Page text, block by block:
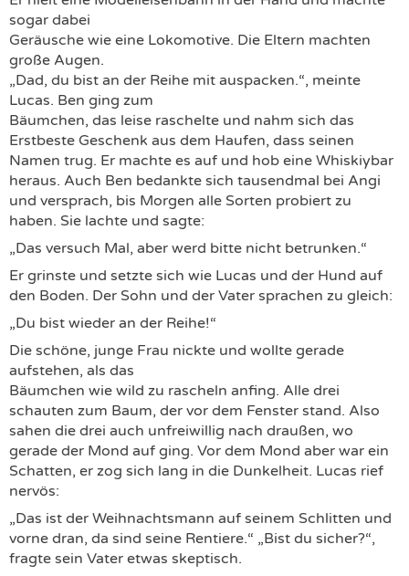
sogar dabei
Geräusche wie eine Lokomotive. Die Eltern machten
große Augen.
„Dad, du bist an der Reihe mit auspacken.“, meinte
Lucas. Ben ging zum
Bäumchen, das leise raschelte und nahm sich das
Erstbeste Geschenk aus dem Haufen, dass seinen
Namen trug. Er machte es auf und hob eine Whiskiybar
heraus. Auch Ben bedankte sich tausendmal bei Angi
und versprach, bis Morgen alle Sorten probiert zu
haben. Sie lachte und sagte:
„Das versuch Mal, aber werd bitte nicht betrunken.“
Er grinste und setzte sich wie Lucas und der Hund auf
den Boden. Der Sohn und der Vater sprachen zu gleich:
„Du bist wieder an der Reihe!“
Die schöne, junge Frau nickte und wollte gerade
aufstehen, als das
Bäumchen wie wild zu rascheln anfing. Alle drei
schauten zum Baum, der vor dem Fenster stand. Also
sahen die drei auch unfreiwillig nach draußen, wo
gerade der Mond auf ging. Vor dem Mond aber war ein
Schatten, er zog sich lang in die Dunkelheit. Lucas rief
nervös:
„Das ist der Weihnachtsmann auf seinem Schlitten und
vorne dran, da sind seine Rentiere.“ „Bist du sicher?“,
fragte sein Vater etwas skeptisch.